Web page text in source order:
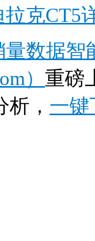
克CT5
数据
） 重磅
， 一键